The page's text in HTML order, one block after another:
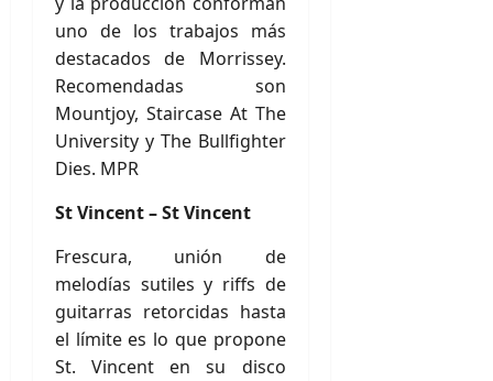
uno de los trabajos más
destacados de Morrissey.
Recomendadas son
Mountjoy, Staircase At The
University y The Bullfighter
Dies. MPR
St Vincent – St Vincent
Frescura, unión de
melodías sutiles y riffs de
guitarras retorcidas hasta
el límite es lo que propone
St. Vincent en su disco